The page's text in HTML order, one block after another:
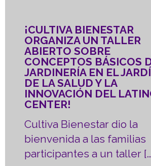
¡CULTIVA BIENESTAR
ORGANIZA UN TALLER
ABIERTO SOBRE
CONCEPTOS BÁSICOS
JARDINERÍA EN EL
DE LA SALUD Y LA
INNOVACIÓN DEL
CENTER!
Cultiva Bienestar dio la
bienvenida a las familias
participantes a un taller